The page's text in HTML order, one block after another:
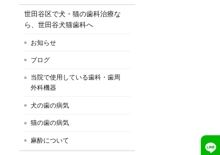
世田谷区で犬・猫の歯科治療な
ら、世田谷犬猫歯科へ
お知らせ
ブログ
当院で使用している歯科・歯周
外科機器
犬の歯の病気
猫の歯の病気
麻酔について